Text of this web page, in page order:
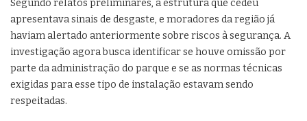
Segundo relatos preliminares, a estrutura que cedeu
apresentava sinais de desgaste, e moradores da região já
haviam alertado anteriormente sobre riscos à segurança. A
investigação agora busca identificar se houve omissão por
parte da administração do parque e se as normas técnicas
exigidas para esse tipo de instalação estavam sendo
respeitadas.